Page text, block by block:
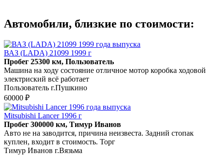
Автомобили, близкие по стоимости:
ВАЗ (LADA) 21099 1999 г
Пробег 25300 км, Пользователь
Машина на ходу состояние отличное мотор коробка ходовой
электриский всё работает
Пользователь г.Пушкино
60000 ₽
Mitsubishi Lancer 1996 г
Пробег 300000 км, Тимур Иванов
Авто не на заводится, причина неизвеста. Задний стопак
куплен, входит в стоимость. Торг
Тимур Иванов г.Вязьма